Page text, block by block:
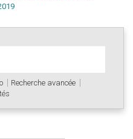
Recherche avancée